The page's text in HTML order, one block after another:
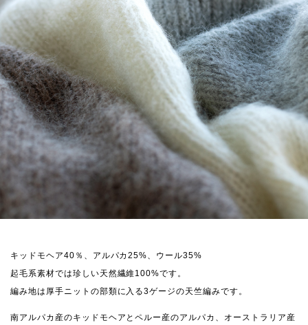
キッドモヘア40％、アルパカ25%、ウール35%
起毛系素材では珍しい天然繊維100%です。
編み地は厚手ニットの部類に入る3ゲージの天竺編みです。
南アルパカ産のキッドモヘアとペルー産のアルパカ、オーストラリア産